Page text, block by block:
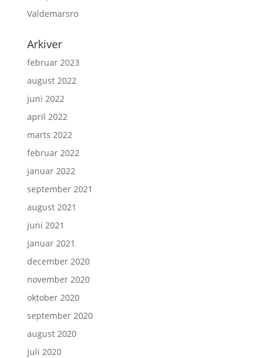
Valdemarsro
Arkiver
februar 2023
august 2022
juni 2022
april 2022
marts 2022
februar 2022
januar 2022
september 2021
august 2021
juni 2021
januar 2021
december 2020
november 2020
oktober 2020
september 2020
august 2020
juli 2020